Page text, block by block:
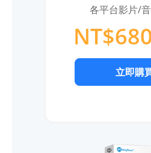
各平台影片/
NT$680
立即購